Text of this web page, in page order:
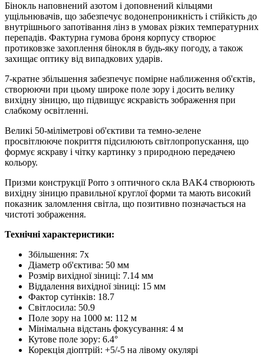
Бінокль наповнений азотом і доповнений кільцями
ущільнювачів, що забезпечує водонепроникність і стійкість до
внутрішнього запотівання лінз в умовах різких температурних
перепадів. Фактурна гумова броня корпусу створює
протиковзке захоплення бінокля в будь-яку погоду, а також
захищає оптику від випадкових ударів.
7-кратне збільшення забезпечує помірне наближення об'єктів,
створюючи при цьому широке поле зору і досить велику
вихідну зіницю, що підвищує яскравість зображення при
слабкому освітленні.
Великі 50-міліметрові об'єктиви та темно-зелене
просвітлююче покриття підсилюють світлопропускання, що
формує яскраву і чітку картинку з природною передачею
кольору.
Призми конструкції Porro з оптичного скла BAK4 створюють
вихідну зіницю правильної круглої форми та мають високий
показник заломлення світла, що позитивно позначається на
чистоті зображення.
Технічні характеристики:
Збільшення: 7x
Діаметр об'єктива: 50 мм
Розмір вихідної зіниці: 7.14 мм
Віддалення вихідної зіниці: 15 мм
Фактор сутінків: 18.7
Світлосила: 50.9
Поле зору на 1000 м: 112 м
Мінімальна відстань фокусування: 4 м
Кутове поле зору: 6.4°
Корекція діоптрій: +5/-5 на лівому окулярі